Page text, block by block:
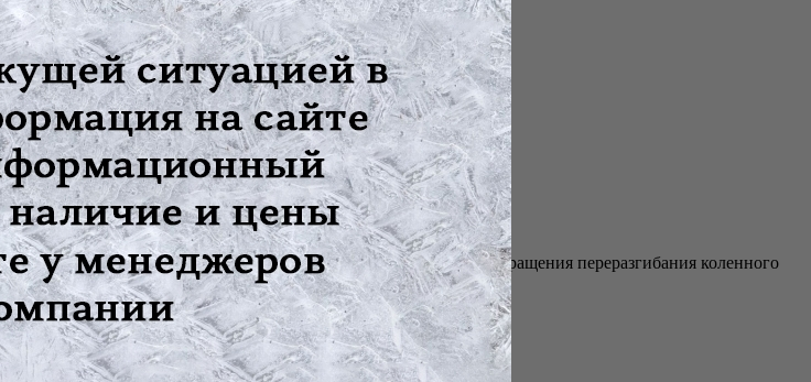
сустава. Также его рекомендуется носить для предотвращения переразгибания коленного
влагу